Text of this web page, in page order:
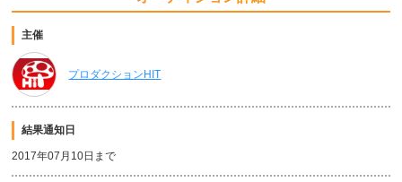
主催
プロダクションHIT
結果通知日
2017年07月10日まで